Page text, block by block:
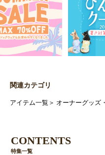
関連カテゴリ
アイテム一覧 ＞ オーナーグッズ
CONTENTS
特集一覧